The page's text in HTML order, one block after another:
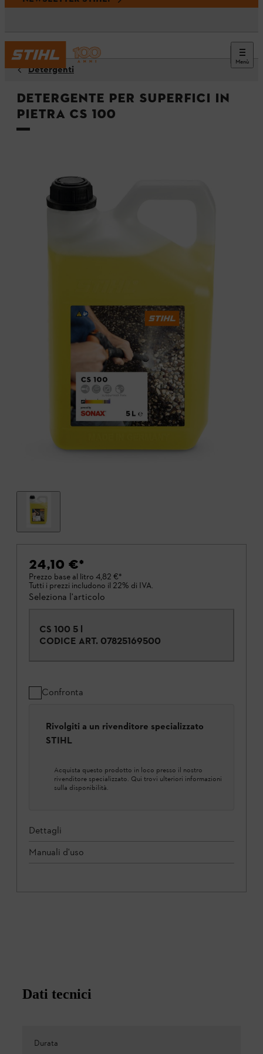
Menù
Detergenti
Detergente per superfici in
pietra CS 100
24,10 €*
Prezzo base al litro 4,82 €*
Tutti i prezzi includono il 22% di IVA.
Seleziona l'articolo
CS 100 5 l
CODICE ART. 07825169500
Confronta
Rivolgiti a un rivenditore specializzato
STIHL
Acquista questo prodotto in loco presso il nostro
rivenditore specializzato. Qui trovi ulteriori informazioni
sulla disponibilità.
Dettagli
Manuali d'uso
Dati tecnici
Durata